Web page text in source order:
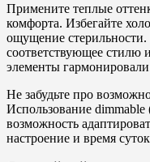
Примените теплые
комфорта. Избегайте
ощущение
соответствующее стилю
элементы
Не забудьте про
Использование dimmable
возможность
настроение и время